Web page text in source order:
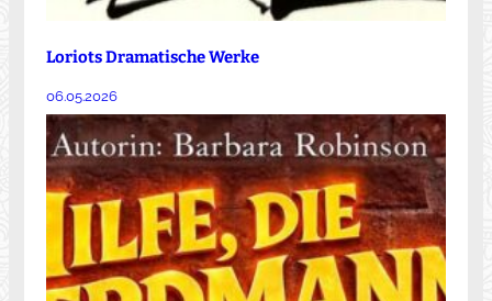
Loriots Dramatische Werke
06.05.2026